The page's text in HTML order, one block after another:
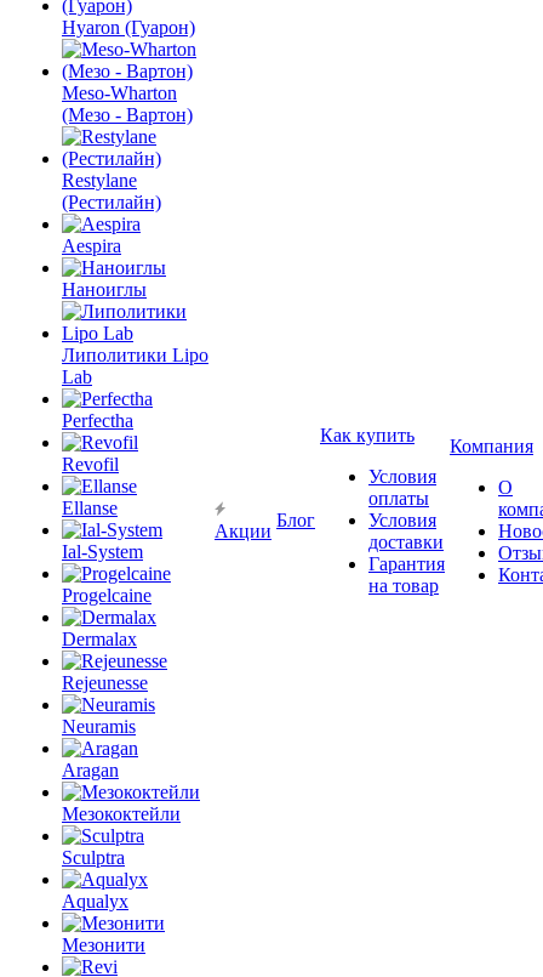
Hyaron (Гуарон)
Meso-Wharton
(Мезо - Вартон)
Restylane
(Рестилайн)
Aespira
Наноиглы
Липолитики Lipo
Lab
Perfectha
Revofil
Ellanse
Ial-System
Progelcaine
Dermalax
Rejeunesse
Neuramis
Aragan
Мезококтейли
Sculptra
Aqualyx
Мезонити
Акции
Блог
Как купить
Условия
оплаты
Условия
доставки
Гарантия
на товар
Компания
О